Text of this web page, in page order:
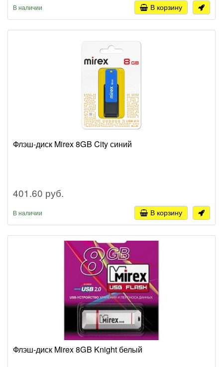
В наличии В корзину
Флэш-диск Mirex 8GB City синий
401.60 руб.
В наличии В корзину
Флэш-диск Mirex 8GB Knight белый